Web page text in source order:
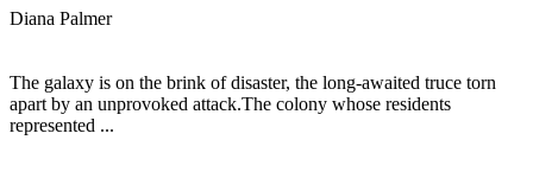
Diana Palmer
The galaxy is on the brink of disaster, the long-awaited truce torn
apart by an unprovoked attack.The colony whose residents
represented ...